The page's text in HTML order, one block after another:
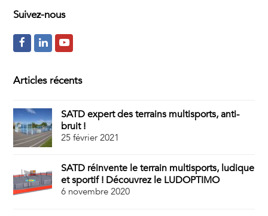
Suivez-nous
c
b
o
o
k
L
n
e
d
I
n
Y
u
u
b
Articles récents
SATD expert des terrains multisports, anti-
bruit !
25 février 2021
SATD réinvente le terrain multisports, ludique
et sportif ! Découvrez le LUDOPTIMO
6 novembre 2020